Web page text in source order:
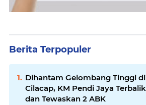
Berita Terpopuler
Dihantam Gelombang Tinggi di
Cilacap, KM Pendi Jaya Terbalik
dan Tewaskan 2 ABK